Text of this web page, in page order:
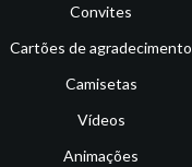
Convites
Cartões de agradecimento
Camisetas
Vídeos
Animações